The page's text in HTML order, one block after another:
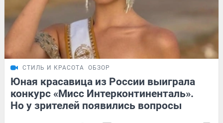
СТИЛЬ И КРАСОТА ОБЗОР
Юная красавица из России выиграла
конкурс «Мисс Интерконтиненталь».
Но у зрителей появились вопросы